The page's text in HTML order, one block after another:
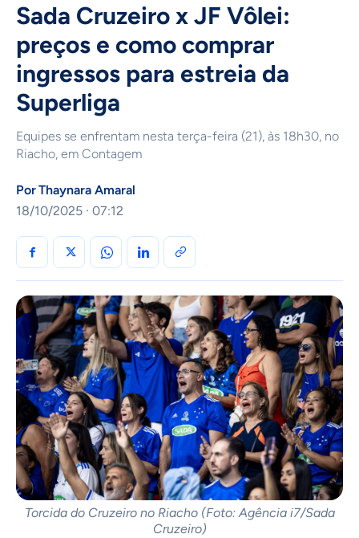
Sada Cruzeiro x JF Vôlei:
preços e como comprar
ingressos para estreia da
Superliga
Equipes se enfrentam nesta terça-feira (21), às 18h30, no
Riacho, em Contagem
PorThaynara Amaral
18/10/2025 · 07:12
Torcida do Cruzeiro no Riacho (Foto: Agência i7/Sada
Cruzeiro)